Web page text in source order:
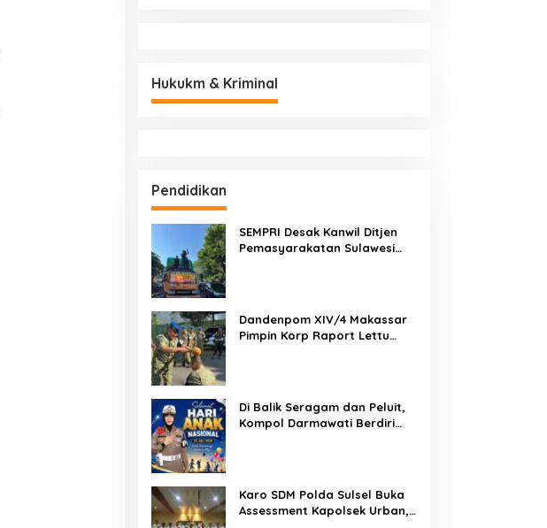
Hukukm & Kriminal
Pendidikan
SEMPRI Desak Kanwil Ditjen
Pemasyarakatan Sulawesi
Dandenpom XIV/4 Makassar
Pimpin Korp Raport Lettu
Di Balik Seragam dan Peluit,
Kompol Darmawati Berdiri
Karo SDM Polda Sulsel Buka
Assessment Kapolsek Urban,